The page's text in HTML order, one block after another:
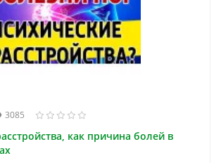
3085
как причина болей в